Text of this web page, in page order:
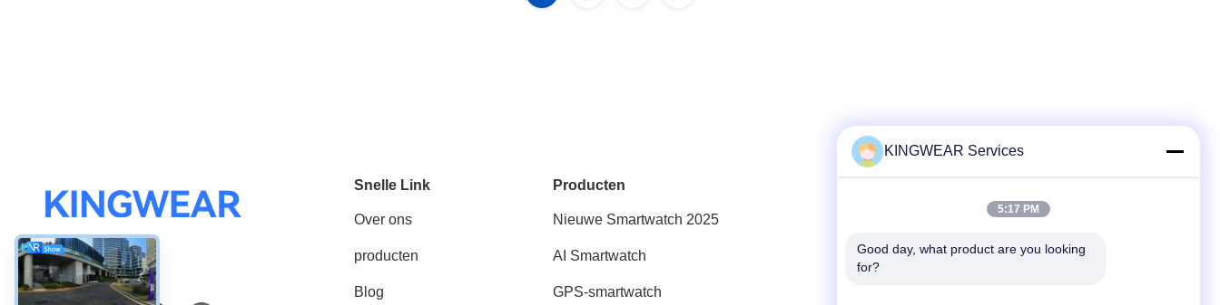
Sociale media
Snelle Link
Over ons
producten
Blog
Producten
Nieuwe Smartwatch 2025
AI Smartwatch
GPS-smartwatch
86-0755-2357-6886
KINGWEAR Services
5:17 PM
Good day, what product are you looking
for?